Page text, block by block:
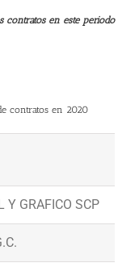
contratos en este periodo
contratos en 2020
Y GRAFICO SCP